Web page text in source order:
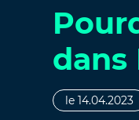
dans
le 14.04.2023